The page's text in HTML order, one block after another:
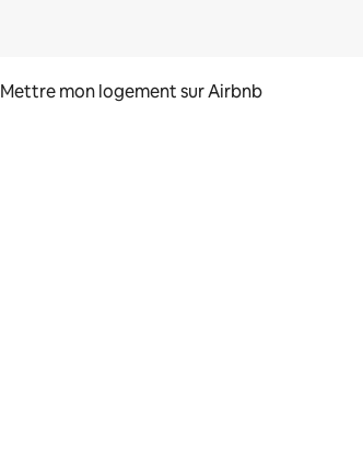
Mettre mon logement sur Airbnb